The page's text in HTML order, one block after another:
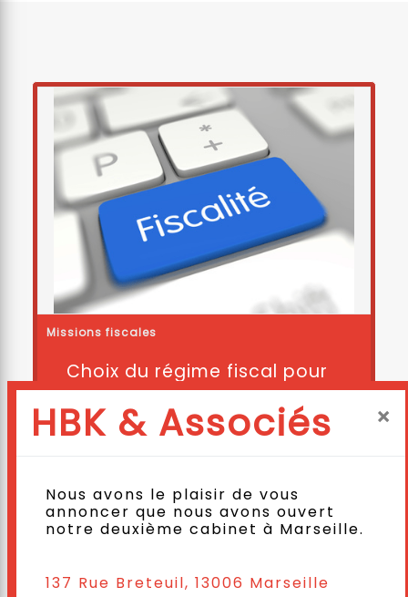
HBK & Associés ×
Nous avons le plaisir de vous
annoncer que nous avons ouvert
notre deuxième cabinet à Marseille.
137 Rue Breteuil, 13006 Marseille
Missions fiscales
Choix du régime fiscal pour
votre...
Publié le 27-06-22